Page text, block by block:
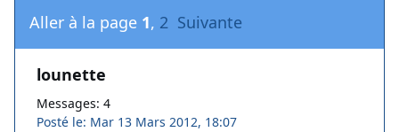
Aller à la page 1, 2 Suivante
lounette
Messages: 4
Posté le: Mar 13 Mars 2012, 18:07